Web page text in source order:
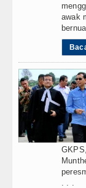
awak
. . .